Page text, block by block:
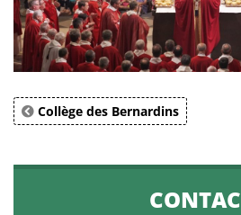
Collège des Bernardins